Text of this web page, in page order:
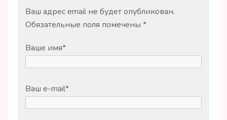
Ваш адрес email не будет опубликован.
Обязательные поля помечены *
Ваше имя*
Ваш e-mail*